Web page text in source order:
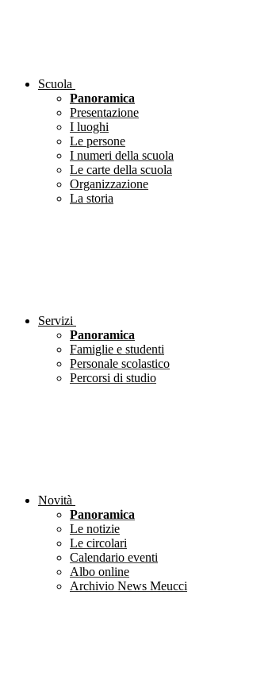
Scuola
Panoramica
Presentazione
I luoghi
Le persone
I numeri della scuola
Le carte della scuola
Organizzazione
La storia
Servizi
Panoramica
Famiglie e studenti
Personale scolastico
Percorsi di studio
Novità
Panoramica
Le notizie
Le circolari
Calendario eventi
Albo online
Archivio News Meucci